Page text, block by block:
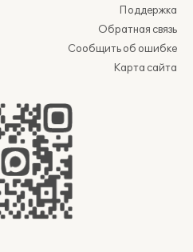
Поддержка
Обратная связь
Сообщить об ошибке
Карта сайта